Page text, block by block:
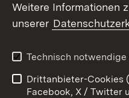
Kontakt
Barrierefreiheit
Impressum
Weitere Informationen
unserer
Technisch notwendige
Drittanbieter-Cookies
Facebook, X / Twitter